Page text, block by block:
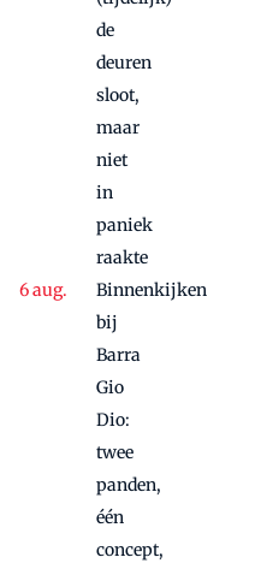
de
deuren
sloot,
maar
niet
in
paniek
raakte
Binnenkijken
bij
Barra
Gio
Dio:
twee
panden,
één
concept,